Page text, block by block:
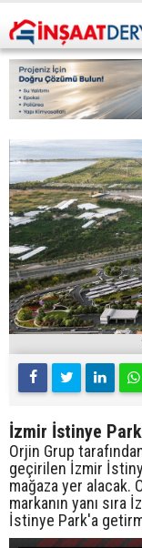
İzmir İstinye
Orjin Grup
geçirilen İzmir
mağaza yer alacak.
markanın yanı sıra
İstinye Park'a